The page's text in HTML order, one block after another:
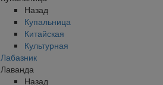
Назад
Купальница
Китайская
Культурная
Лабазник
Лаванда
Назад